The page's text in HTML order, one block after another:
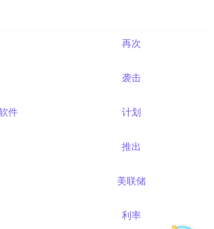
再次
袭击
件 计划
推出
美联储
利率